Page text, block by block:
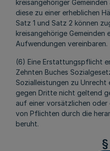
kreisangehöriger
diese zu einer erheblichen
Satz 1 und Satz 2 können
kreisangehörige Gemeinden
Aufwendungen vereinbaren.
(6) Eine Erstattungspflicht
Zehnten Buches
Sozialleistungen zu
gegen Dritte nicht geltend
auf einer vorsätzlichen
von Pflichten durch die
beruht.